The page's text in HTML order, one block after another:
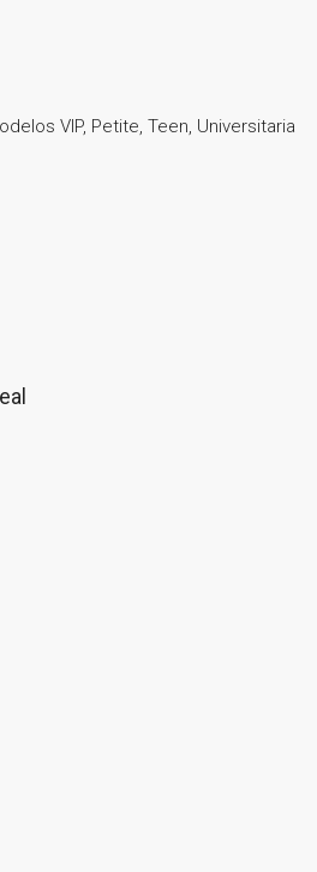
VIP, Petite, Teen, Universitaria